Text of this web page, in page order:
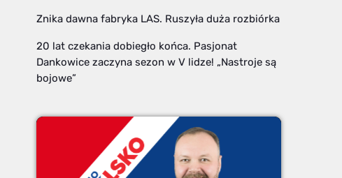
Znika dawna fabryka LAS. Ruszyła duża rozbiórka
20 lat czekania dobiegło końca. Pasjonat
Dankowice zaczyna sezon w V lidze! „Nastroje są
bojowe”